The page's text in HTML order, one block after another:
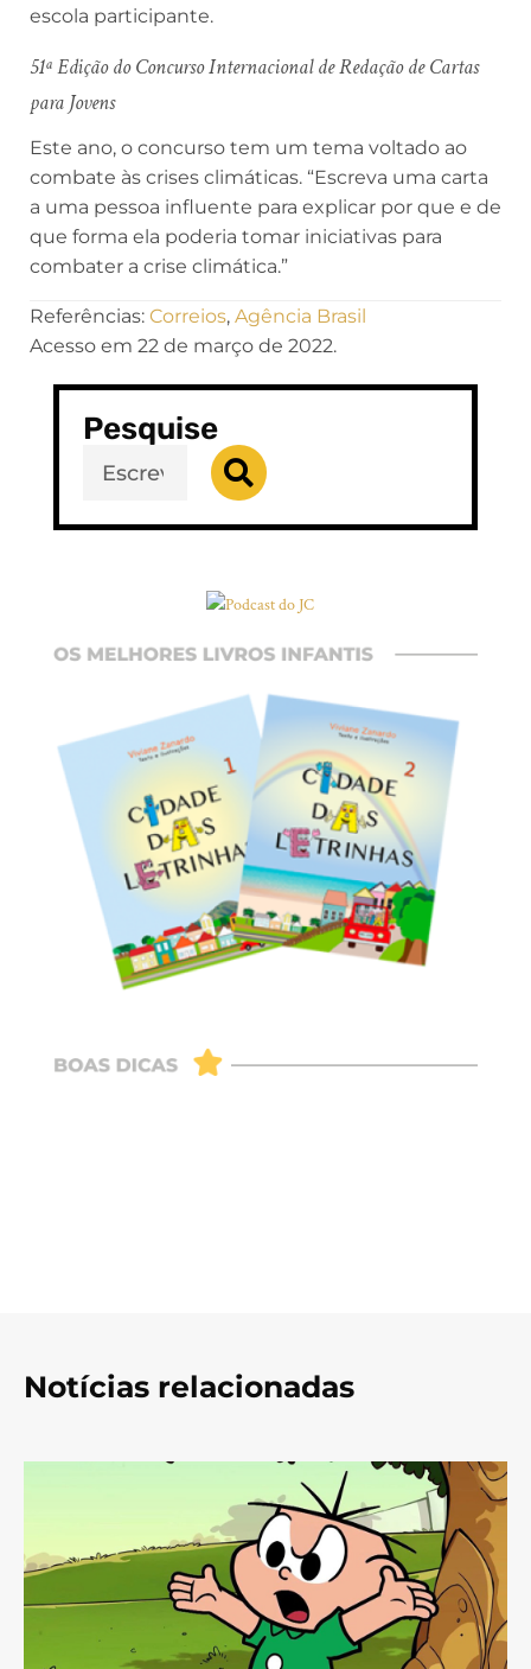
escola participante.
51ª Edição do Concurso Internacional de Redação de Cartas
para Jovens
Este ano, o concurso tem um tema voltado ao
combate às crises climáticas. “Escreva uma carta
a uma pessoa influente para explicar por que e de
que forma ela poderia tomar iniciativas para
combater a crise climática.”
Referências: Correios, Agência Brasil
Acesso em 22 de março de 2022.
Pesquise
Notícias relacionadas